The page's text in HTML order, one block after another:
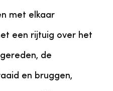
met elkaar
een rijtuig over het
de
en bruggen,